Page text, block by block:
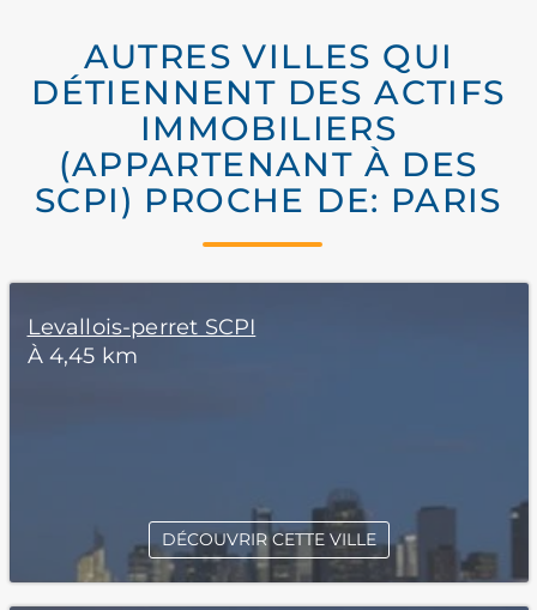
AUTRES VILLES QUI
DÉTIENNENT DES ACTIFS
IMMOBILIERS
(APPARTENANT À DES
SCPI) PROCHE DE: PARIS
Levallois-perret SCPI
À 4,45 km
DÉCOUVRIR CETTE VILLE